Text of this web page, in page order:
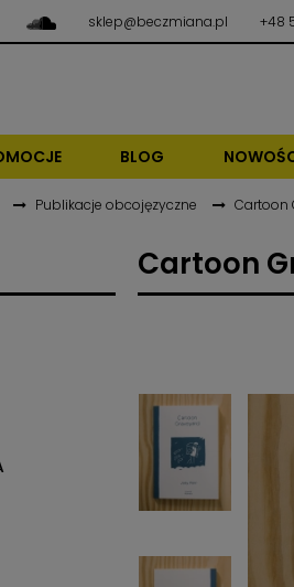
sklep@beczmiana.pl +48
BLOG
Publikacje obcojęzyczne Cartoon
Cartoon